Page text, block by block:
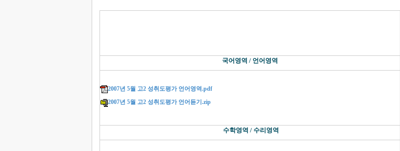
국어영역 / 언어영역
2007년 5월 고2 성취도평가 언어영역.pdf
2007년 5월 고2 성취도평가 언어듣기.zip
수학영역 / 수리영역